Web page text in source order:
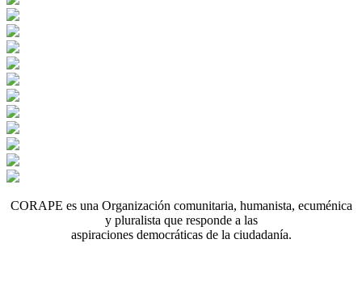
CORAPE es una Organización comunitaria, humanista, ecuménica
y pluralista que responde a las
aspiraciones democráticas de la ciudadanía.